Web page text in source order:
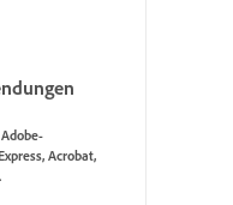
Acrobat,